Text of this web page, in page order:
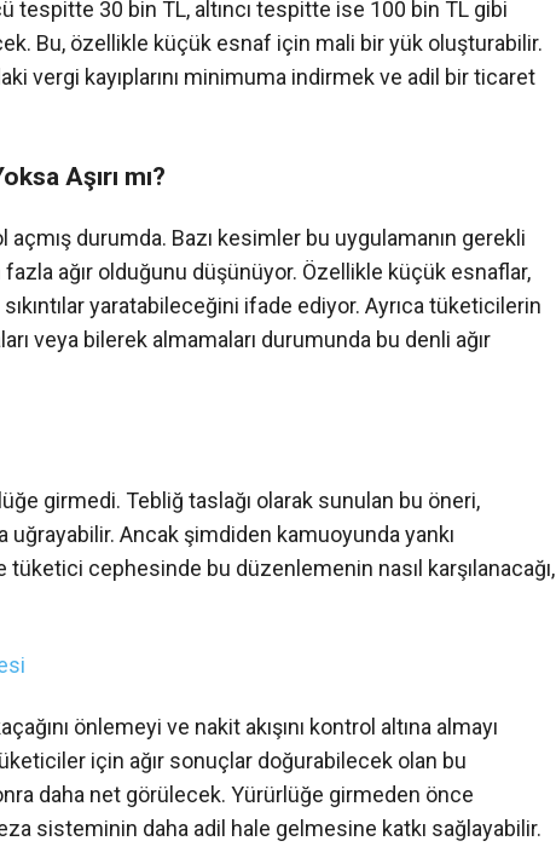
30 bin TL, altıncı tespitte ise 100 bin TL gibi
Bu, özellikle küçük esnaf için mali bir yük oluşturabilir.
vergi kayıplarını minimuma indirmek ve adil bir ticaret
Aşırı mı?
durumda. Bazı kesimler bu uygulamanın gerekli
ağır olduğunu düşünüyor. Özellikle küçük esnaflar,
yaratabileceğini ifade ediyor. Ayrıca tüketicilerin
veya bilerek almamaları durumunda bu denli ağır
girmedi. Tebliğ taslağı olarak sunulan bu öneri,
Ancak şimdiden kamuoyunda yankı
cephesinde bu düzenlemenin nasıl karşılanacağı,
önlemeyi ve nakit akışını kontrol altına almayı
için ağır sonuçlar doğurabilecek olan bu
daha net görülecek. Yürürlüğe girmeden önce
sisteminin daha adil hale gelmesine katkı sağlayabilir.